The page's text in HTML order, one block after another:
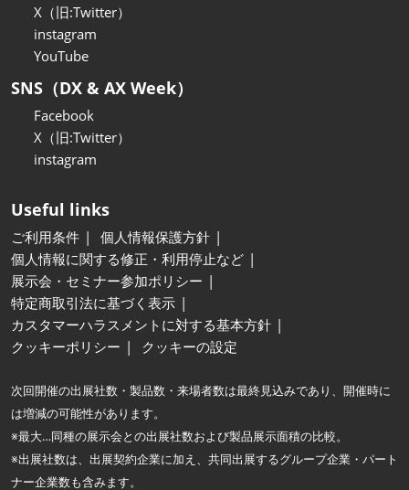
X（旧:Twitter）
instagram
YouTube
SNS（DX & AX Week）
Facebook
X（旧:Twitter）
instagram
Useful links
ご利用条件
個人情報保護方針
個人情報に関する修正・利用停止など
展示会・セミナー参加ポリシー
特定商取引法に基づく表示
カスタマーハラスメントに対する基本方針
クッキーポリシー
クッキーの設定
次回開催の出展社数・製品数・来場者数は最終見込みであり、開催時に
は増減の可能性があります。
※最大…同種の展示会との出展社数および製品展示面積の比較。
※出展社数は、出展契約企業に加え、共同出展するグループ企業・パート
ナー企業数も含みます。